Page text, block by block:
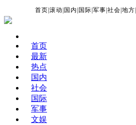
首页 |滚动 国内 国际 |军事 |社会 |地方
首页
最新
热点
国内
社会
国际
军事
文娱